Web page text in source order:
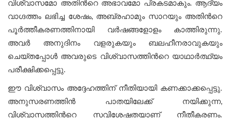
വിശ്വാസമോ അതിന്‍റെ അഭാവമോ പ്രകടമാകും. ആദ്യം
വാഗ്ദത്തം ലഭിച്ച ശേഷം, അബ്രഹാമും സാറയും അതിന്‍റെ
പൂർത്തീകരണത്തിനായി വര്‍ഷങ്ങളോളം കാത്തിരുന്നു.
അവർ അനുദിനം വളരുകയും ബലഹീനരാവുകയും
ചെയ്തപ്പോൾ അവരുടെ വിശ്വാസത്തിന്‍റെ യാഥാർത്ഥ്യം
പരീക്ഷിക്കപ്പെട്ടു.
ഈ വിശ്വാസം അദ്ദേഹത്തിന് നീതിയായി കണക്കാക്കപ്പെട്ടു.
അനുസരണത്തിന്‍ പാതയിലേക്ക് നയിക്കുന്ന,
വിശ്വാസത്തിന്‍റെ സവിശേഷതയാണ് നീതീകരണം.